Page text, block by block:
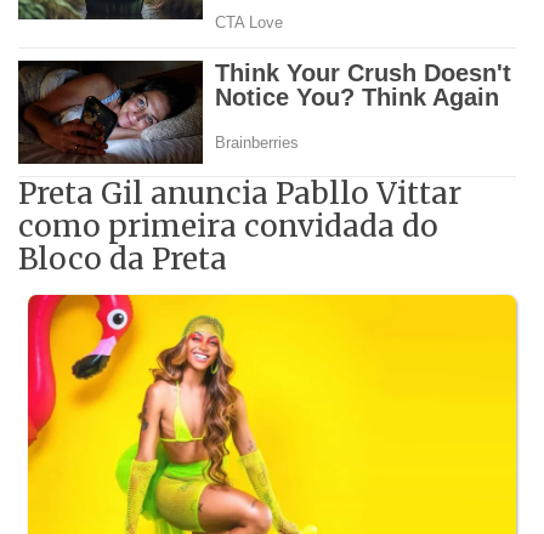
Preta Gil anuncia Pabllo Vittar
como primeira convidada do
Bloco da Preta